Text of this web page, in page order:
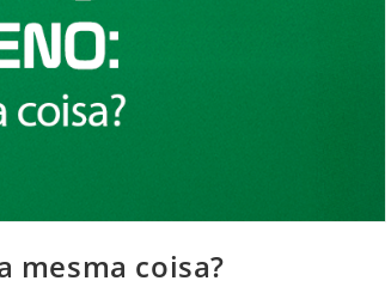
mesma coisa?